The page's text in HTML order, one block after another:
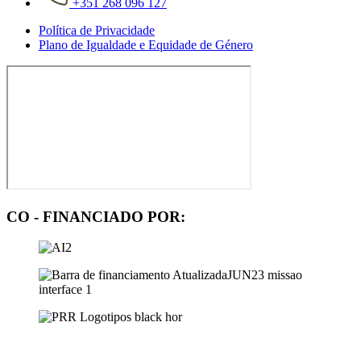
Política de Privacidade
Plano de Igualdade e Equidade de Género
CO - FINANCIADO POR: